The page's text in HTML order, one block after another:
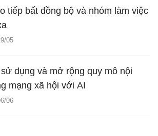
tiếp bất đồng bộ và nhóm làm việc
05
dụng và mở rộng quy mô nội
mạng xã hội với AI
06